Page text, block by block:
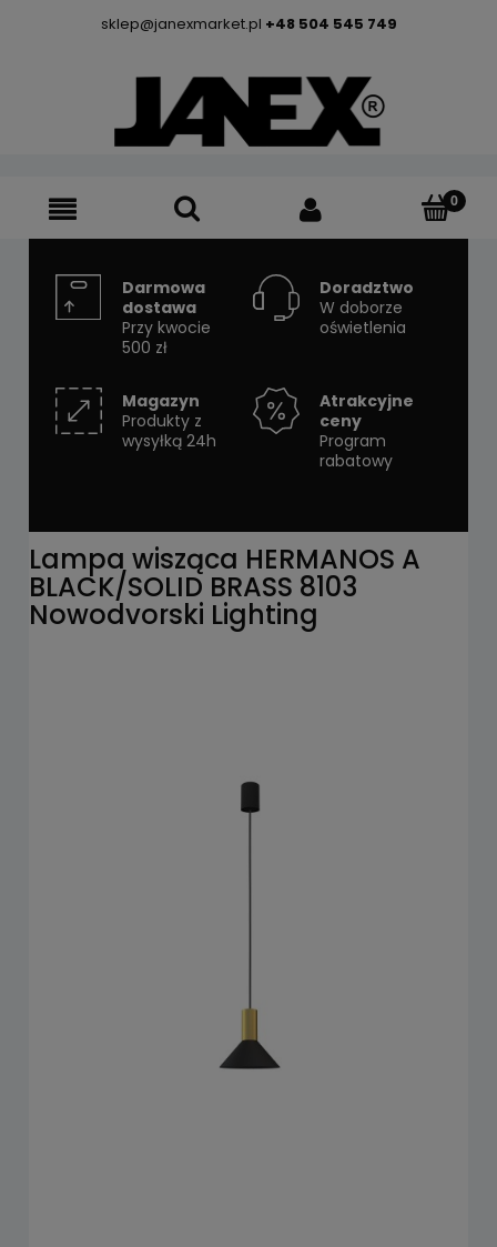
sklep@janexmarket.pl +48 504 545 749
Darmowa
dostawa
Przy kwocie
500 zł
Doradztwo
W doborze
oświetlenia
Magazyn
Produkty z
wysyłką 24h
Atrakcyjne
ceny
Program
rabatowy
Lampa wisząca HERMANOS A
BLACK/SOLID BRASS 8103
Nowodvorski Lighting